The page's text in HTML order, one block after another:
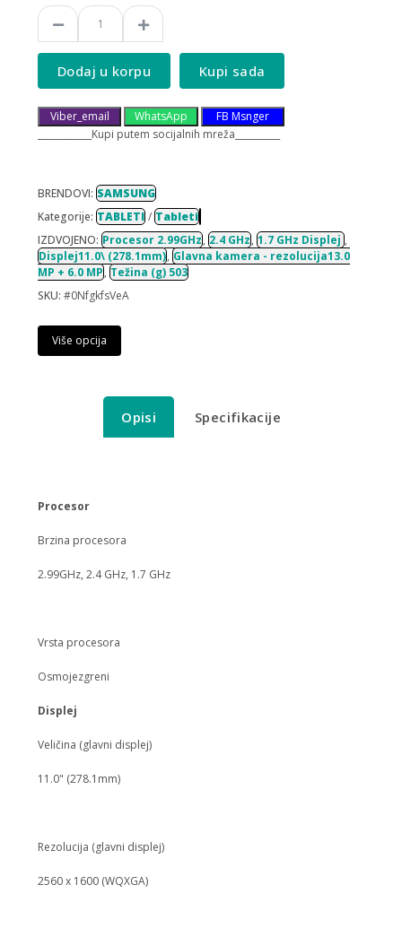
Dodaj u korpu Kupi sada
Viber_email WhatsApp
FB Msnger
____________Kupi putem socijalnih mreža__________
BRENDOVI: SAMSUNG
Kategorije: TABLETI / Tableti
IZDVOJENO: Procesor 2.99GHz, 2.4 GHz, 1.7 GHz Displej,
Displej11.0\ (278.1mm), Glavna kamera - rezolucija13.0
MP + 6.0 MP, Težina (g) 503
SKU: #0NfgkfsVeA
Više opcija
Opisi Specifikacije
Procesor
Brzina procesora
2.99GHz, 2.4 GHz, 1.7 GHz
Vrsta procesora
Osmojezgreni
Displej
Veličina (glavni displej)
11.0" (278.1mm)
Rezolucija (glavni displej)
2560 x 1600 (WQXGA)